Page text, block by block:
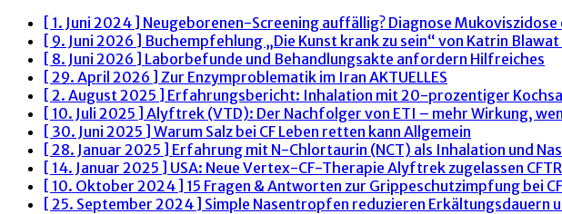
[ 1. Juni 2024 ] Neugeborenen-Screening auffällig? Diagnose Mukoviszidose
[ 9. Juni 2026 ] Buchempfehlung „Die Kunst krank zu sein“ von Katrin Blawat
[ 8. Juni 2026 ] Laborbefunde und Behandlungsakte anfordern Hilfreiches
[ 29. April 2026 ] Zur Enzymproblematik im Iran AKTUELLES
[ 2. August 2025 ] Erfahrungsbericht: Inhalation mit 20-prozentiger
[ 10. Juli 2025 ] Alyftrek (VTD): Der Nachfolger von ETI – mehr Wirkung,
[ 30. Juni 2025 ] Warum Salz bei CF Leben retten kann Allgemein
[ 28. Januar 2025 ] Erfahrung mit N-Chlortaurin (NCT) als Inhalation und
[ 14. Januar 2025 ] USA: Neue Vertex-CF-Therapie Alyftrek zugelassen
[ 10. Oktober 2024 ] 15 Fragen & Antworten zur Grippeschutzimpfung bei
[ 25. September 2024 ] Simple Nasentropfen reduzieren Erkältungsdauern